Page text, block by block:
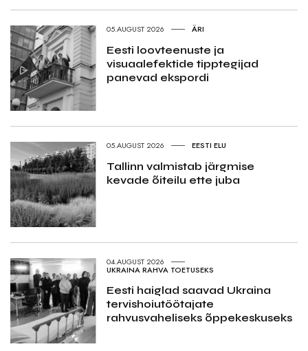
05.AUGUST 2026 ÄRI
Eesti loovteenuste ja
visuaalefektide tipptegijad
panevad ekspordi
05.AUGUST 2026 EESTI ELU
Tallinn valmistab järgmise
kevade õiteilu ette juba
04.AUGUST 2026
UKRAINA RAHVA TOETUSEKS
Eesti haiglad saavad Ukraina
tervishoiutöötajate
rahvusvaheliseks õppekeskuseks